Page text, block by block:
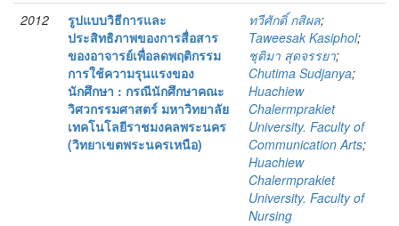
2012
รูปแบบวิธีการและ
ประสิทธิภาพของการสื่อสาร
ของอาจารย์เพื่อลดพฤติกรรม
การใช้ความรุนแรงของ
นักศึกษา : กรณีนักศึกษาคณะ
วิศวกรรมศาสตร์ มหาวิทยาลัย
เทคโนโลยีราชมงคลพระนคร
(วิทยาเขตพระนครเหนือ)
ทวีศักดิ์ กสิผล;
Taweesak Kasiphol;
ชุติมา สุดจรรยา;
Chutima Sudjanya;
Huachiew
Chalermprakiet
University. Faculty of
Communication Arts;
Huachiew
Chalermprakiet
University. Faculty of
Nursing